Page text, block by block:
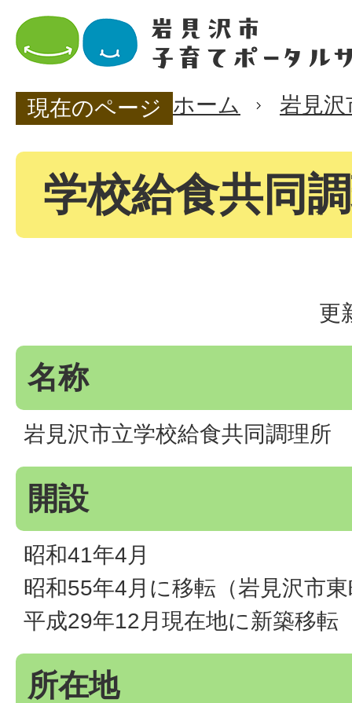
現在のページ ホーム 岩見
学校給食共同
更
名称
岩見沢市立学校給食共同調理所
開設
昭和41年4月
昭和55年4月に移転（岩見沢市
平成29年12月現在地に新築移転
所在地